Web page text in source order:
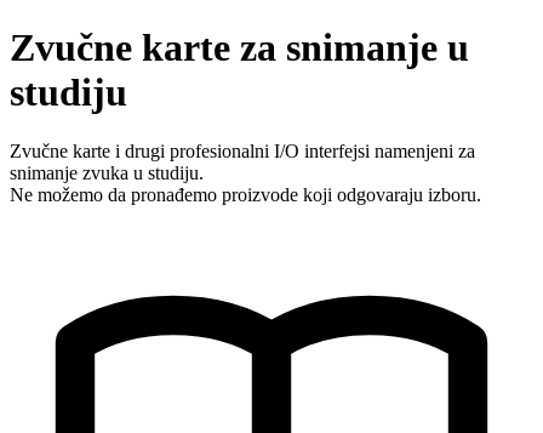
Zvučne karte za snimanje u
studiju
Zvučne karte i drugi profesionalni I/O interfejsi namenjeni za
snimanje zvuka u studiju.
Ne možemo da pronađemo proizvode koji odgovaraju izboru.